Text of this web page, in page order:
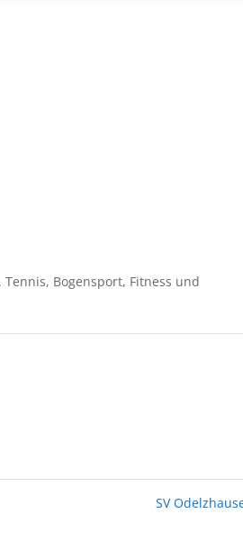
Bogensport, Fitness und
SV